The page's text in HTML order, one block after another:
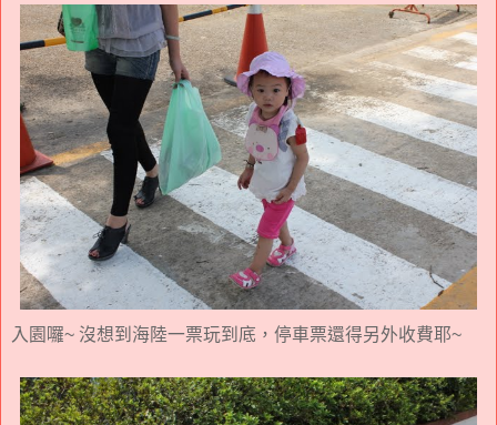
入園囉~ 沒想到海陸一票玩到底，停車票還得另外收費耶~